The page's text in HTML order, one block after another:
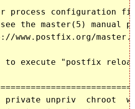
process configuration
the master(5) manual
www.postfix.org/
to execute "postfix
unpriv  chroot